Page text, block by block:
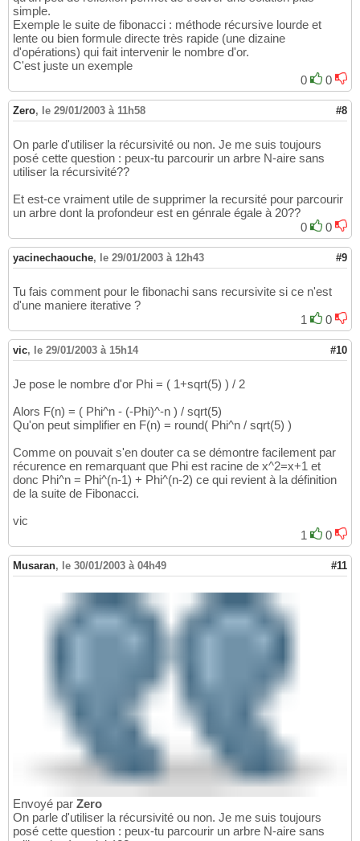
simple.
Exemple le suite de fibonacci : méthode récursive lourde et
lente ou bien formule directe très rapide (une dizaine
d'opérations) qui fait intervenir le nombre d'or.
C'est juste un exemple
0
0
Zero, le 29/01/2003 à 11h58 #8
On parle d'utiliser la récursivité ou non. Je me suis toujours
posé cette question : peux-tu parcourir un arbre N-aire sans
utiliser la récursivité??
Et est-ce vraiment utile de supprimer la recursité pour parcourir
un arbre dont la profondeur est en génrale égale à 20??
0
0
yacinechaouche, le 29/01/2003 à 12h43 #9
Tu fais comment pour le fibonachi sans recursivite si ce n'est
d'une maniere iterative ?
1
0
vic, le 29/01/2003 à 15h14 #10
Je pose le nombre d'or Phi = ( 1+sqrt(5) ) / 2
Alors F(n) = ( Phi^n - (-Phi)^-n ) / sqrt(5)
Qu'on peut simplifier en F(n) = round( Phi^n / sqrt(5) )
Comme on pouvait s'en douter ca se démontre facilement par
récurence en remarquant que Phi est racine de x^2=x+1 et
donc Phi^n = Phi^(n-1) + Phi^(n-2) ce qui revient à la définition
de la suite de Fibonacci.
vic
1
0
Musaran, le 30/01/2003 à 04h49 #11
Envoyé par Zero
On parle d'utiliser la récursivité ou non. Je me suis toujours
posé cette question : peux-tu parcourir un arbre N-aire sans